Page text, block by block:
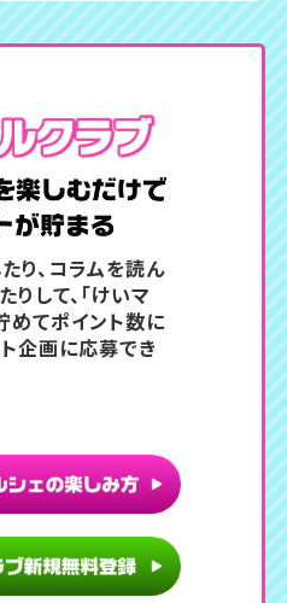
コンテン
り、コラムを読ん
りして、 「けいマ
めてポイント数に
企画に応募でき